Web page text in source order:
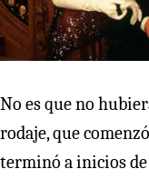
No es que no
rodaje, que
terminó a inicios de